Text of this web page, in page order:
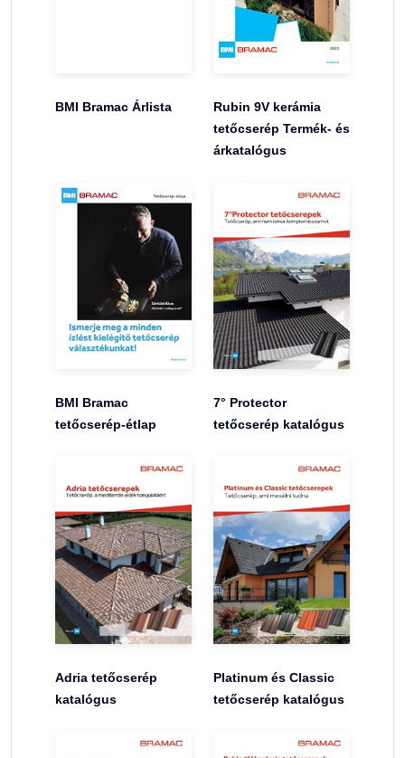
BMI Bramac Árlista
Rubin 9V kerámia
tetőcserép Termék- és
árkatalógus
BMI Bramac
tetőcserép-étlap
7° Protector
tetőcserép katalógus
Adria tetőcserép
katalógus
Platinum és Classic
tetőcserép katalógus